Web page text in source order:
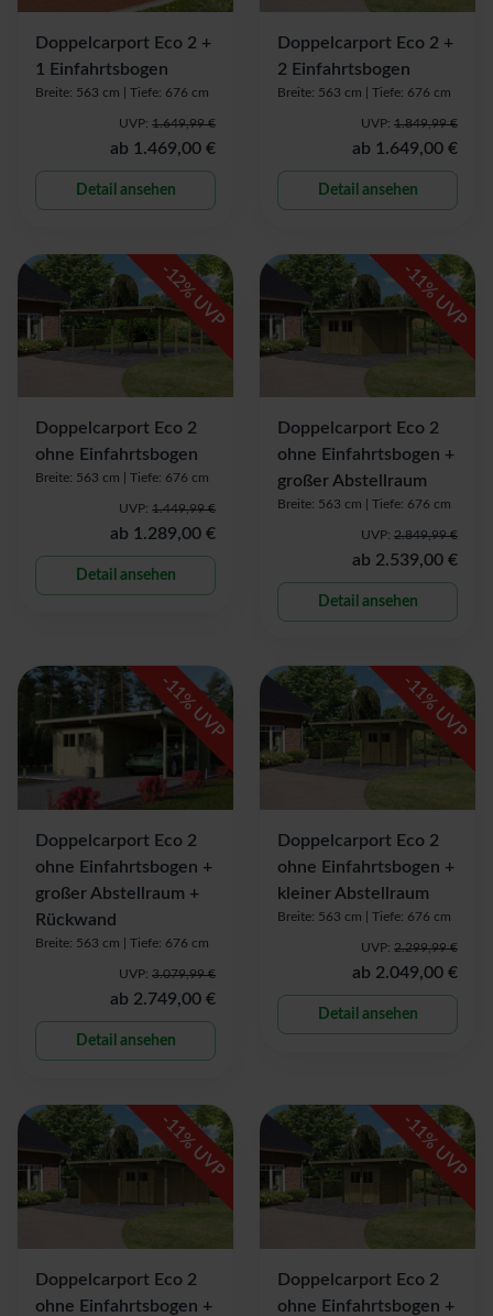
Doppelcarport Eco 2 +
1 Einfahrtsbogen
Breite: 563 cm | Tiefe: 676 cm
UVP: 1.649,99 €
ab 1.469,00 €
Detail ansehen
Doppelcarport Eco 2 +
2 Einfahrtsbogen
Breite: 563 cm | Tiefe: 676 cm
UVP: 1.849,99 €
ab 1.649,00 €
Detail ansehen
-
12
% UVP
Doppelcarport Eco 2
ohne Einfahrtsbogen
Breite: 563 cm | Tiefe: 676 cm
UVP: 1.449,99 €
ab 1.289,00 €
Detail ansehen
-
11
% UVP
Doppelcarport Eco 2
ohne Einfahrtsbogen +
großer Abstellraum
Breite: 563 cm | Tiefe: 676 cm
UVP: 2.849,99 €
ab 2.539,00 €
Detail ansehen
-
11
% UVP
Doppelcarport Eco 2
ohne Einfahrtsbogen +
großer Abstellraum +
Rückwand
Breite: 563 cm | Tiefe: 676 cm
UVP: 3.079,99 €
ab 2.749,00 €
Detail ansehen
-
11
% UVP
Doppelcarport Eco 2
ohne Einfahrtsbogen +
kleiner Abstellraum
Breite: 563 cm | Tiefe: 676 cm
UVP: 2.299,99 €
ab 2.049,00 €
Detail ansehen
-
11
% UVP
Doppelcarport Eco 2
ohne Einfahrtsbogen +
-
11
% UVP
Doppelcarport Eco 2
ohne Einfahrtsbogen +